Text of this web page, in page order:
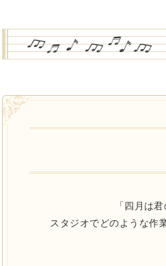
「四月は
スタジオでどのような作